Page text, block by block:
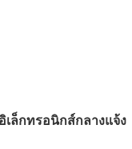
ล็กทรอนิกส์กลางแจ้ง